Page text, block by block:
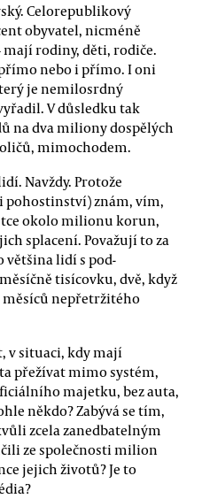
Celorepublikový
obyvatel, nicméně
rodiny, děti, rodiče.
nebo i přímo. I oni
je nemilosrdný
V důsledku tak
na dva miliony dospělých
mimochodem.
Navždy. Protože
pohostinství) znám, vím,
okolo milionu korun,
splacení. Považují to za
většina lidí s pod-
tisícovku, dvě, když
měsíců nepřetržitého
v situaci, kdy mají
přežívat mimo systém,
majetku, bez auta,
někdo? Zabývá se tím,
zcela zanedbatelným
ze společnosti milion
jejich životů? Je to